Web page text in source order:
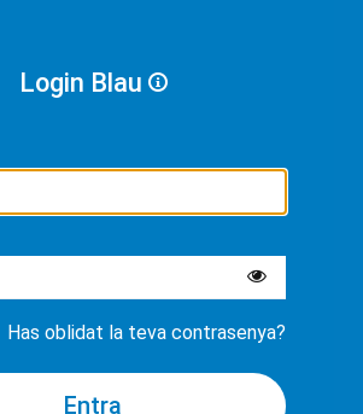
Login Blau
Has oblidat la teva contrasenya?